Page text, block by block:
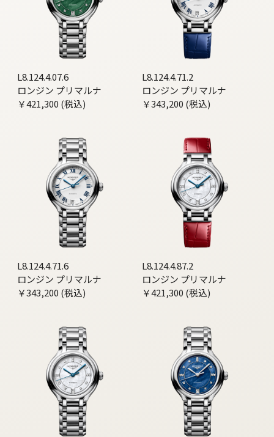
L8.124.4.07.6
ロンジン プリマルナ
￥421,300 (税込)
L8.124.4.71.2
ロンジン プリマルナ
￥343,200 (税込)
L8.124.4.71.6
ロンジン プリマルナ
￥343,200 (税込)
L8.124.4.87.2
ロンジン プリマルナ
￥421,300 (税込)